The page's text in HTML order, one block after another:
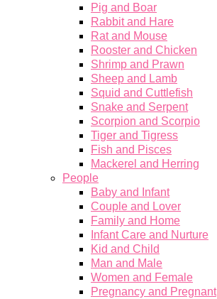
Pig and Boar
Rabbit and Hare
Rat and Mouse
Rooster and Chicken
Shrimp and Prawn
Sheep and Lamb
Squid and Cuttlefish
Snake and Serpent
Scorpion and Scorpio
Tiger and Tigress
Fish and Pisces
Mackerel and Herring
People
Baby and Infant
Couple and Lover
Family and Home
Infant Care and Nurture
Kid and Child
Man and Male
Women and Female
Pregnancy and Pregnant